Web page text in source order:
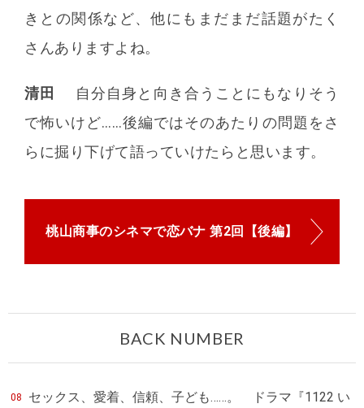
きとの関係など、他にもまだまだ話題がたく
さんありますよね。
清田
自分自身と向き合うことにもなりそう
で怖いけど……後編ではそのあたりの問題をさ
らに掘り下げて語っていけたらと思います。
桃山商事のシネマで恋バナ 第2回【後編】
BACK NUMBER
08
セックス、愛着、信頼、子ども……。 ドラマ『1122 い